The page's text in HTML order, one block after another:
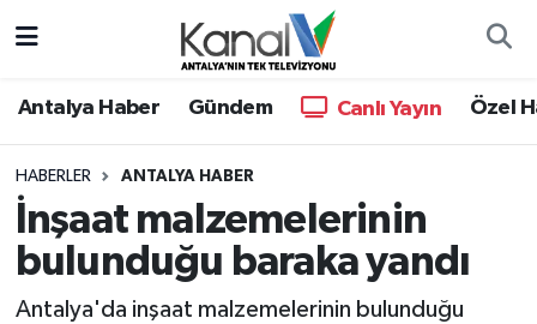
Antalya Haber Gündem Canlı Yayın Özel
HABERLER ANTALYA HABER
İnşaat malzemelerinin
bulunduğu baraka yandı
Antalya'da inşaat malzemelerinin bulunduğu
Antalya Haber
Dünya
Eğitim
Hava Durumu
Trafik Durumu
Süper Lig Puan Durumu ve Fikstür